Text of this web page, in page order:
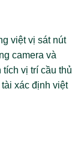
việt vị sát nút
camera và
vị trí cầu thủ
xác định việt